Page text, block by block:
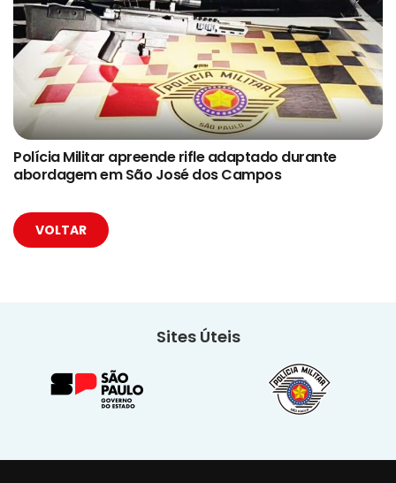
Polícia Militar apreende rifle adaptado durante
abordagem em São José dos Campos
VOLTAR
Sites Úteis